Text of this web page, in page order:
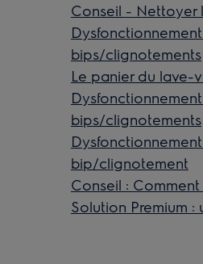
Conseil - Nettoyer
bips/clignotements
Le panier du lave-
bips/clignotements
bip/clignotement
Conseil :
Solution Premium